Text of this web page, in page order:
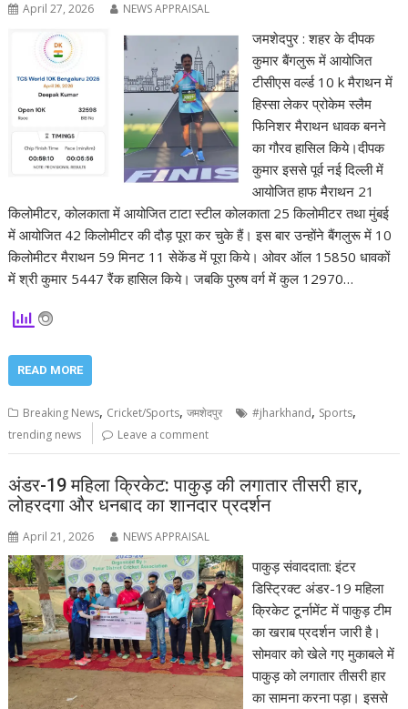
April 27, 2026 NEWS APPRAISAL
जमशेदपुर : शहर के दीपक
कुमार बैंगलुरू में आयोजित
टीसीएस वर्ल्ड 10 k मैराथन में
हिस्सा लेकर प्रोकेम स्लैम
फिनिशर मैराथन धावक बनने
का गौरव हासिल किये।दीपक
कुमार इससे पूर्व नई दिल्ली में
आयोजित हाफ मैराथन 21
किलोमीटर, कोलकाता में आयोजित टाटा स्टील कोलकाता 25 किलोमीटर तथा मुंबई
में आयोजित 42 किलोमीटर की दौड़ पूरा कर चुके हैं। इस बार उन्होंने बैंगलुरू में 10
किलोमीटर मैराथन 59 मिनट 11 सेकेंड में पूरा किये। ओवर ऑल 15850 धावकों
में श्री कुमार 5447 रैंक हासिल किये। जबकि पुरुष वर्ग में कुल 12970…
READ MORE
Breaking News, Cricket/Sports,जमशेदपुर #jharkhand, Sports,
trending news Leave a comment
अंडर-19 महिला क्रिकेट: पाकुड़ की लगातार तीसरी हार,
लोहरदगा और धनबाद का शानदार प्रदर्शन
April 21, 2026 NEWS APPRAISAL
पाकुड़ संवाददाता: इंटर
डिस्ट्रिक्ट अंडर-19 महिला
क्रिकेट टूर्नामेंट में पाकुड़ टीम
का खराब प्रदर्शन जारी है।
सोमवार को खेले गए मुकाबले में
पाकुड़ को लगातार तीसरी हार
का सामना करना पड़ा। इससे